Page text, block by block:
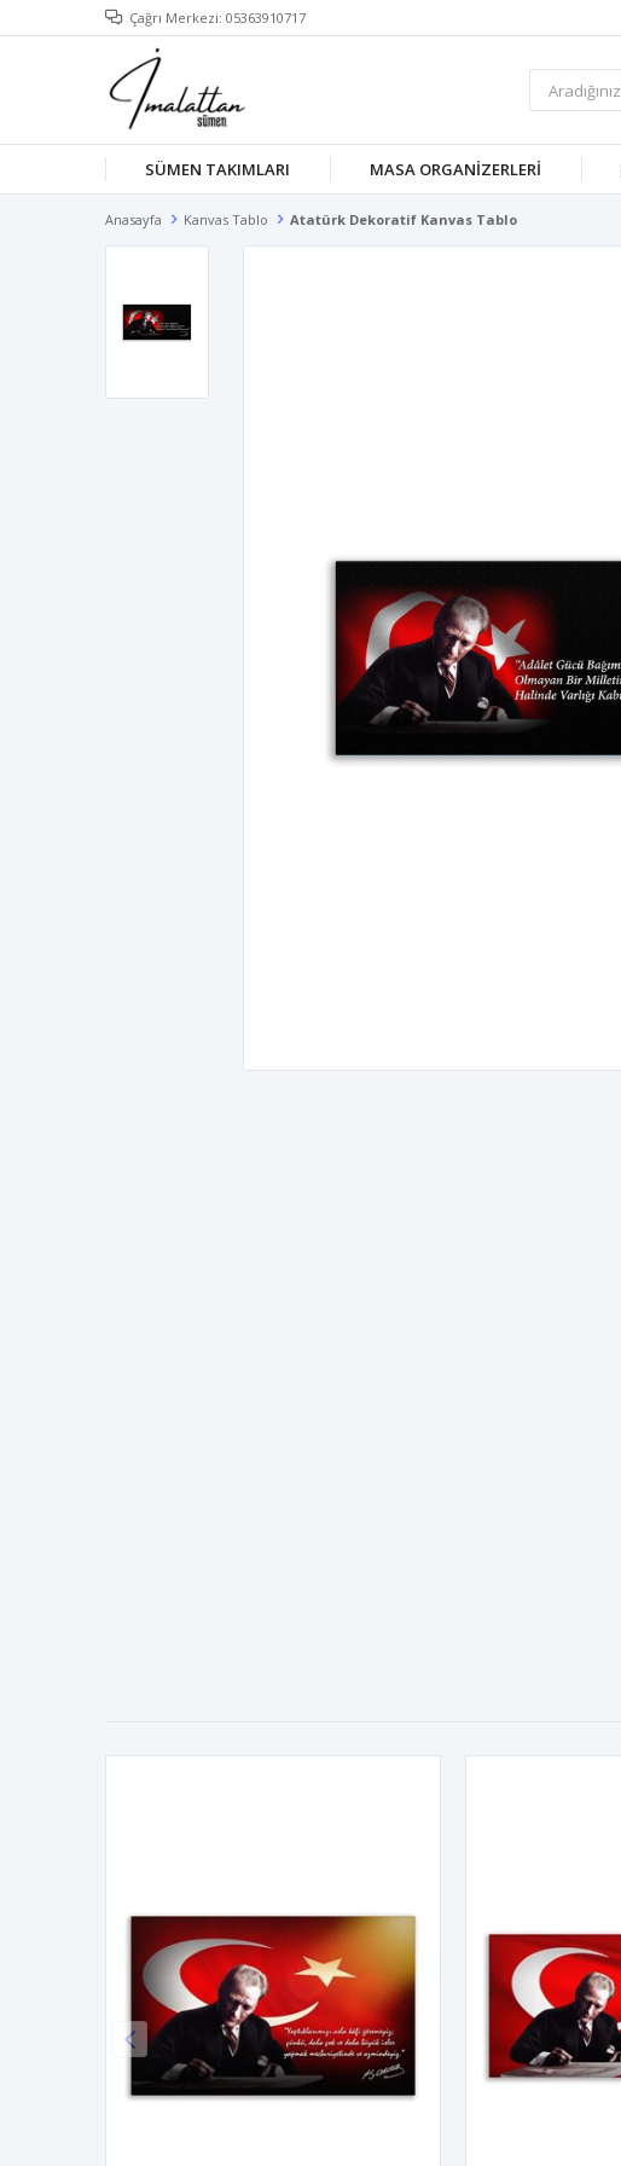
Çağrı Merkezi: 05363910717
SÜMEN TAKIMLARI MASA ORGANİZERLERİ
Anasayfa Kanvas Tablo Atatürk Dekoratif Kanvas Tablo